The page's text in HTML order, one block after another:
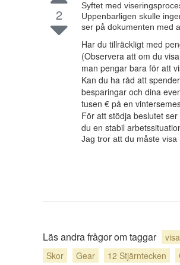
2
Syftet med
Uppenbarligen skulle
ser på dokumenten med
Har du tillräckligt med
(Observera att om du
man pengar bara för att
Kan du ha råd att
besparingar och dina
tusen € på en
För att stödja beslutet
du en stabil
Jag tror att du måste visa
Läs andra frågor om taggar
Skor
Gear 12 Stjärntecken